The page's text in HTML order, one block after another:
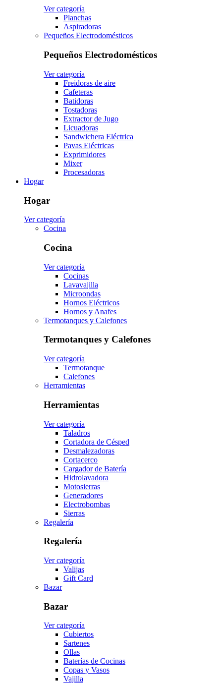
Ver categoría
Planchas
Aspiradoras
Pequeños Electrodomésticos
Pequeños Electrodomésticos
Ver categoría
Freidoras de aire
Cafeteras
Batidoras
Tostadoras
Extractor de Jugo
Licuadoras
Sandwichera Eléctrica
Pavas Eléctricas
Exprimidores
Mixer
Procesadoras
Hogar
Hogar
Ver categoría
Cocina
Cocina
Ver categoría
Cocinas
Lavavajilla
Microondas
Hornos Eléctricos
Hornos y Anafes
Termotanques y Calefones
Termotanques y Calefones
Ver categoría
Termotanque
Calefones
Herramientas
Herramientas
Ver categoría
Taladros
Cortadora de Césped
Desmalezadoras
Cortacerco
Cargador de Batería
Hidrolavadora
Motosierras
Generadores
Electrobombas
Sierras
Regalería
Regalería
Ver categoría
Valijas
Gift Card
Bazar
Bazar
Ver categoría
Cubiertos
Sartenes
Ollas
Baterías de Cocinas
Copas y Vasos
Vajilla